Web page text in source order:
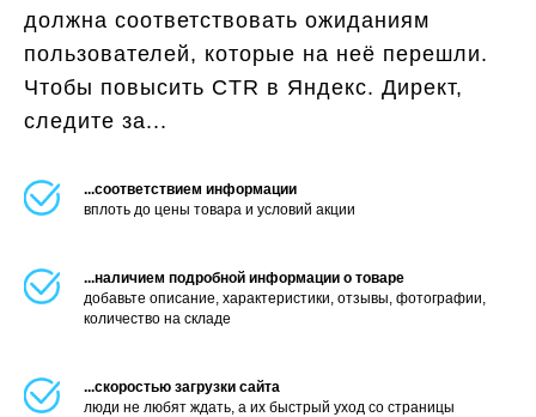
должна соответствовать ожиданиям
пользователей, которые на неё перешли.
Чтобы повысить CTR в Яндекс. Директ,
следите за...
...соответствием информации
вплоть до цены товара и условий акции
...наличием подробной информации о товаре
добавьте описание, характеристики, отзывы, фотографии,
количество на складе
...скоростью загрузки сайта
люди не любят ждать, а их быстрый уход со страницы